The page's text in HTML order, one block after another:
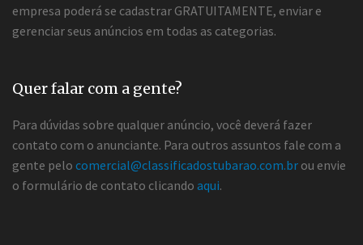
empresa poderá se cadastrar GRATUITAMENTE, enviar e
gerenciar seus anúncios em todas as categorias.
Quer falar com a gente?
Para dúvidas sobre qualquer anúncio, você deverá fazer
contato com o anunciante. Para outros assuntos fale com a
gente pelo comercial@classificadostubarao.com.br ou envie
o formulário de contato clicando aqui.